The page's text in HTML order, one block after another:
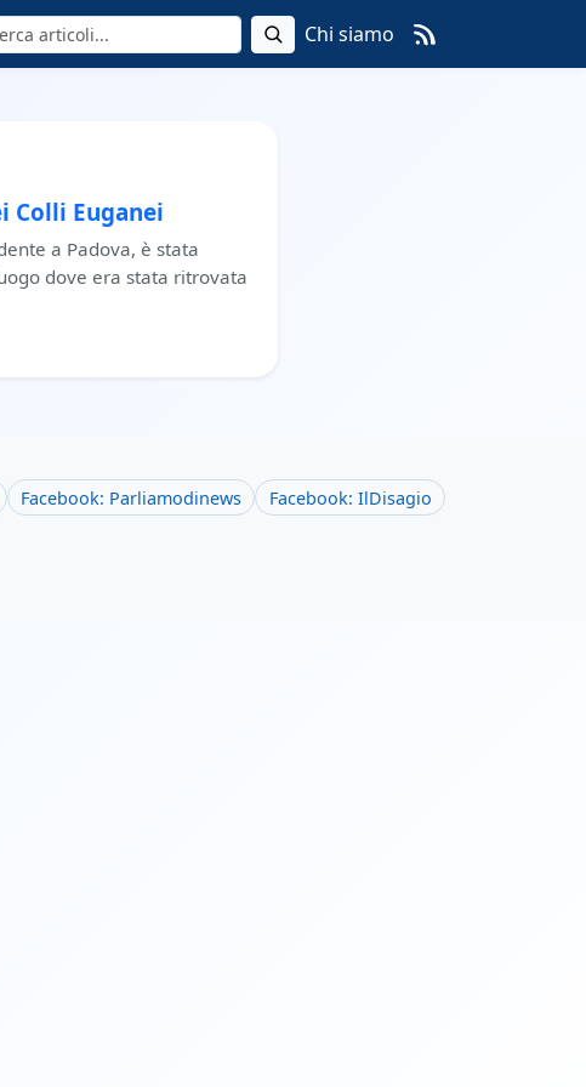
Chi siamo
Colli Euganei
a Padova, è stata
dove era stata ritrovata
Facebook: Parliamodinews
Facebook: IlDisagio